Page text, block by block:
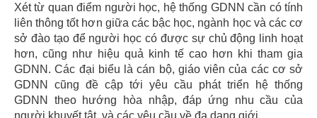
Xét từ quan điểm người học, hệ thống GDNN cần có tính
liên thông tốt hơn giữa các bậc học, ngành học và các cơ
sở đào tạo để người học có được sự chủ động linh hoạt
hơn, cũng như hiệu quả kinh tế cao hơn khi tham gia
GDNN. Các đại biểu là cán bộ, giáo viên của các cơ sở
GDNN cũng đề cập tới yêu cầu phát triển hệ thống
GDNN theo hướng hòa nhập, đáp ứng nhu cầu của
người khuyết tật, và các yêu cầu về đa dạng giới.